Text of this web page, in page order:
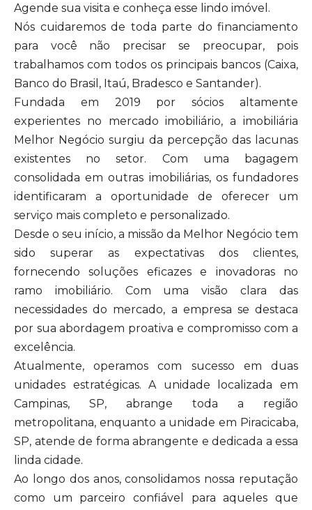
Agende sua visita e conheça esse lindo imóvel.
Nós cuidaremos de toda parte do financiamento
para você não precisar se preocupar, pois
trabalhamos com todos os principais bancos (Caixa,
Banco do Brasil, Itaú, Bradesco e Santander).
Fundada em 2019 por sócios altamente
experientes no mercado imobiliário, a imobiliária
Melhor Negócio surgiu da percepção das lacunas
existentes no setor. Com uma bagagem
consolidada em outras imobiliárias, os fundadores
identificaram a oportunidade de oferecer um
serviço mais completo e personalizado.
Desde o seu início, a missão da Melhor Negócio tem
sido superar as expectativas dos clientes,
fornecendo soluções eficazes e inovadoras no
ramo imobiliário. Com uma visão clara das
necessidades do mercado, a empresa se destaca
por sua abordagem proativa e compromisso com a
excelência.
Atualmente, operamos com sucesso em duas
unidades estratégicas. A unidade localizada em
Campinas, SP, abrange toda a região
metropolitana, enquanto a unidade em Piracicaba,
SP, atende de forma abrangente e dedicada a essa
linda cidade.
Ao longo dos anos, consolidamos nossa reputação
como um parceiro confiável para aqueles que